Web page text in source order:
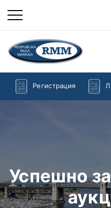
Регистрация
Успешно